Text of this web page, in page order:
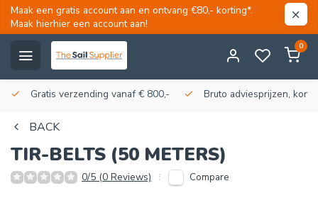
Maak een gratis account aan en ontvang €80,- korting*.
Maak hierhier een account aan!
0
Gratis verzending vanaf € 800,- Bruto adviesprijzen,
BACK
TIR-BELTS (50 METERS)
0/5 (0 Reviews) Compare